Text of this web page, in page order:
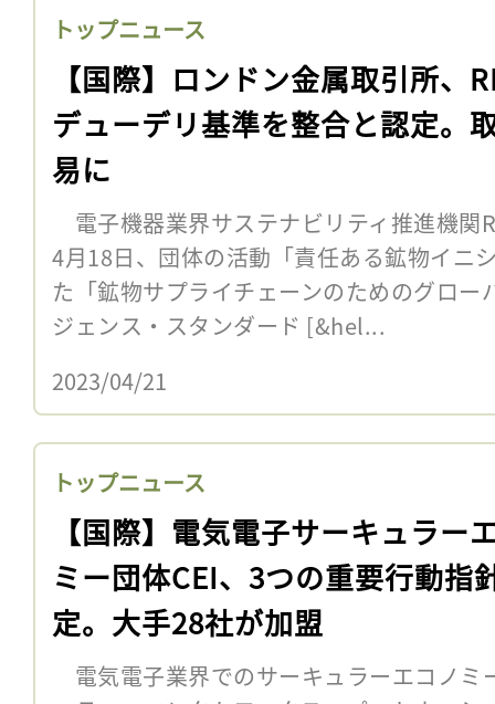
トップニュース
【国際】ロンドン金属取引所、
デューデリ基準を整合と認定。
易に
電子機器業界サステナビリティ推進機関
4月18日、団体の活動「責任ある鉱物イニ
た「鉱物サプライチェーンのためのグロ
ジェンス・スタンダード [&hel...
2023/04/21
トップニュース
【国際】電気電子サーキュラー
ミー団体CEI、3つの重要行動指
定。大手28社が加盟
電気電子業界でのサーキュラーエコノミ